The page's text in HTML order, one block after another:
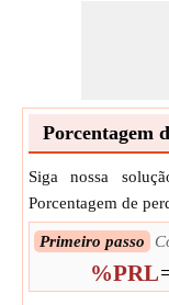
Porcentagem
Siga nossa
Porcentagem de
Primeiro passo
%PRL